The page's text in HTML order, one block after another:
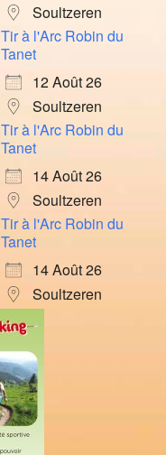
Soultzeren
Tir à l'Arc Robin du
Tanet
12 Août 26
Soultzeren
Tir à l'Arc Robin du
Tanet
14 Août 26
Soultzeren
Tir à l'Arc Robin du
Tanet
14 Août 26
Soultzeren